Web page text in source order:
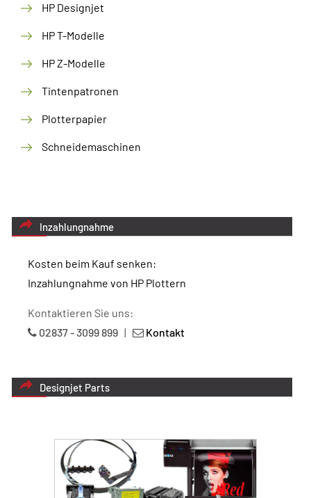
HP Designjet
HP T-Modelle
HP Z-Modelle
Tintenpatronen
Plotterpapier
Schneidemaschinen
Inzahlungnahme
Kosten beim Kauf senken:
Inzahlungnahme von HP Plottern
Kontaktieren Sie uns:
02837 - 3099 899 | Kontakt
Designjet Parts